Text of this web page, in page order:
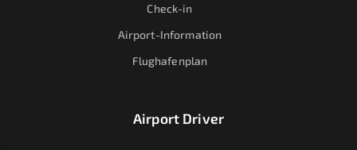
Check-in
Airport-Information
Flughafenplan
Airport Driver